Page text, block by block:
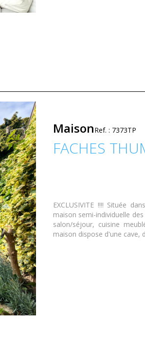
MaisonRef. : 7373TP
FACHES
EXCLUSIVITE !!!! Située
maison semi-individuelle
salon/séjour, cuisine
maison dispose d'une cave,